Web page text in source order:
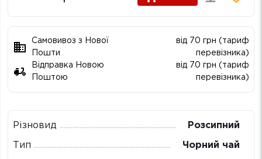
Самовивоз з Нової
Пошти
від 70 грн (тариф
перевізника)
Відправка Новою
Поштою
від 70 грн (тариф
перевізника)
Різновид Розсипний
Тип Чорний чай